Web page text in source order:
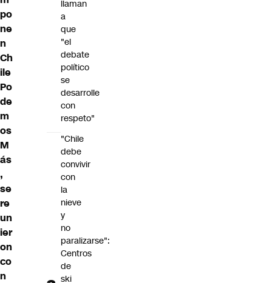
po
ne
n
Ch
ile
Po
de
m
os
M
ás
,
se
re
un
ier
on
co
n
llaman
a
que
"el
debate
político
se
desarrolle
con
respeto"
"Chile
debe
convivir
con
la
nieve
y
no
paralizarse":
Centros
de
ski